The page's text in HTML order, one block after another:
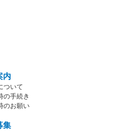
内
ついて
の手続き
のお願い
集